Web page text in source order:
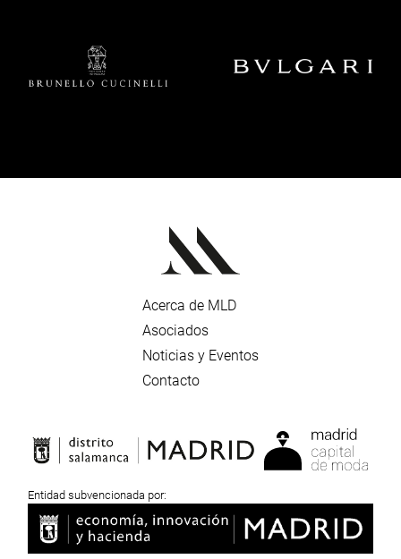
Acerca de MLD
Asociados
Noticias y Eventos
Contacto
Entidad subvencionada por: